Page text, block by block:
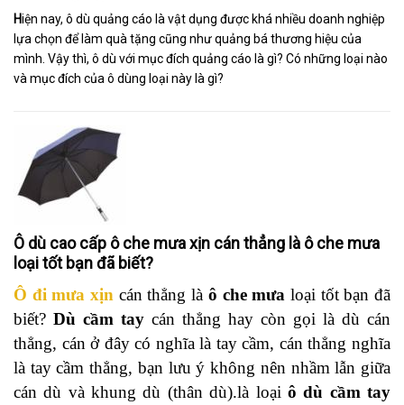
Hiện nay, ô dù quảng cáo là vật dụng được khá nhiều doanh nghiệp
lựa chọn để làm quà tặng cũng như quảng bá thương hiệu của
mình. Vậy thì, ô dù với mục đích quảng cáo là gì? Có những loại nào
và mục đích của ô dùng loại này là gì?
Ô dù cao cấp ô che mưa xịn cán thẳng là ô che mưa
loại tốt bạn đã biết?
Ô đi mưa xịn cán thẳng là ô che mưa loại tốt bạn đã
biết? Dù cầm tay cán thẳng hay còn gọi là dù cán
thẳng, cán ở đây có nghĩa là tay cầm, cán thẳng nghĩa
là tay cầm thẳng, bạn lưu ý không nên nhầm lẫn giữa
cán dù và khung dù (thân dù).là loại ô dù cầm tay